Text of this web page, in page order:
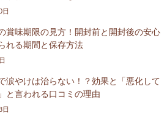
日
賞味期限の見方！開封前と開封後の安心
れる期間と保存方法
涙やけは治らない！？効果と「悪化して
と言われる口コミの理由
日